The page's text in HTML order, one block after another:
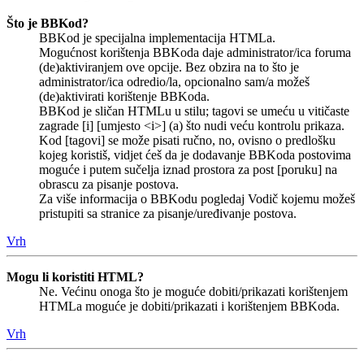
Što je BBKod?
BBKod je specijalna implementacija HTMLa.
Mogućnost korištenja BBKoda daje administrator/ica foruma
(de)aktiviranjem ove opcije. Bez obzira na to što je
administrator/ica odredio/la, opcionalno sam/a možeš
(de)aktivirati korištenje BBKoda.
BBKod je sličan HTMLu u stilu; tagovi se umeću u vitičaste
zagrade [i] [umjesto <i>] (a) što nudi veću kontrolu prikaza.
Kod [tagovi] se može pisati ručno, no, ovisno o predlošku
kojeg koristiš, vidjet ćeš da je dodavanje BBKoda postovima
moguće i putem sučelja iznad prostora za post [poruku] na
obrascu za pisanje postova.
Za više informacija o BBKodu pogledaj Vodič kojemu možeš
pristupiti sa stranice za pisanje/uređivanje postova.
Vrh
Mogu li koristiti HTML?
Ne. Većinu onoga što je moguće dobiti/prikazati korištenjem
HTMLa moguće je dobiti/prikazati i korištenjem BBKoda.
Vrh